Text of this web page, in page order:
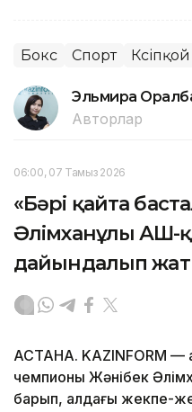
Бокс Спорт
Эльмира
Авторлар
06:00, 07 Тамыз 2026
«Бәрі қайта
Әлімханұлы АҚШ-
дайындалып
АСТАНА. KAZINFORM —
чемпионы Жәнібек
барып, алдағы жекпе-